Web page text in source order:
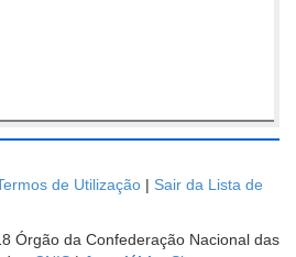
de Utilização | Sair da Lista de
Órgão da Confederação Nacional das